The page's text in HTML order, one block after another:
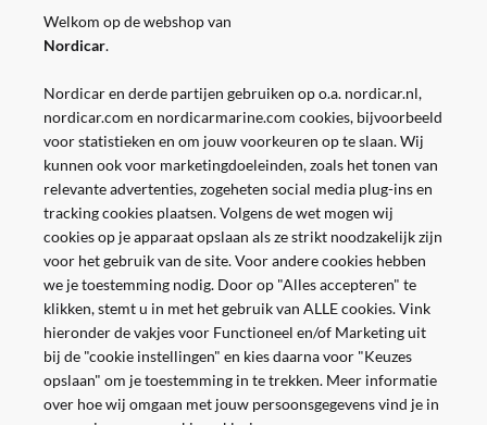
Volg ons
Welkom op de webshop van
Nordicar.
Nordicar en derde partijen gebruiken op o.a. nordicar.nl,
nordicar.com en nordicarmarine.com cookies, bijvoorbeeld
voor statistieken en om jouw voorkeuren op te slaan. Wij
kunnen ook voor marketingdoeleinden, zoals het tonen van
relevante advertenties, zogeheten social media plug-ins en
tracking cookies plaatsen. Volgens de wet mogen wij
cookies op je apparaat opslaan als ze strikt noodzakelijk zijn
voor het gebruik van de site. Voor andere cookies hebben
we je toestemming nodig. Door op "Alles accepteren" te
klikken, stemt u in met het gebruik van ALLE cookies. Vink
hieronder de vakjes voor Functioneel en/of Marketing uit
bij de "cookie instellingen" en kies daarna voor "Keuzes
opslaan" om je toestemming in te trekken. Meer informatie
over hoe wij omgaan met jouw persoonsgegevens vind je in